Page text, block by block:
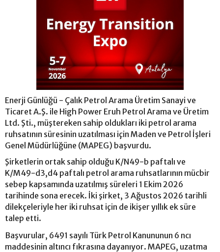
Enerji Günlüğü - Çalık Petrol Arama Üretim Sanayi ve
Ticaret A.Ş. ile High Power Eruh Petrol Arama ve Üretim
Ltd. Şti., müştereken sahip oldukları iki petrol arama
ruhsatının süresinin uzatılması için Maden ve Petrol İşleri
Genel Müdürlüğüne (MAPEG) başvurdu.
Şirketlerin ortak sahip olduğu K/N49-b paftalı ve
K/M49-d3,d4 paftalı petrol arama ruhsatlarının mücbir
sebep kapsamında uzatılmış süreleri 1 Ekim 2026
tarihinde sona erecek. İki şirket, 3 Ağustos 2026 tarihli
dilekçeleriyle her iki ruhsat için de ikişer yıllık ek süre
talep etti.
Başvurular, 6491 sayılı Türk Petrol Kanununun 6 ncı
maddesinin altıncı fıkrasına dayanıyor. MAPEG, uzatma